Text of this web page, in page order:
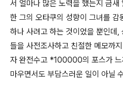
서 얼마나 많은 노력을 했는지 금
한 그의 오타쿠의 성향이 그녀를 감
하나 사려고 하는 것이었을 뿐인데
들을 사전조사하고 친절한 메모까
자 완전수고 *100000의 포스가 느
마우면서도 부담스러운 일이 아닐